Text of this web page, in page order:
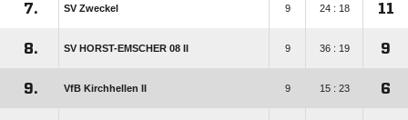
7. SV Zweckel 9 24 : 18 11
8. SV HORST-EMSCHER 08 II 9 36 : 19 9
9. VfB Kirchhellen II 9 15 : 23 6